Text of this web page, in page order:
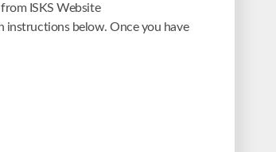
ISKS Website
instructions below. Once you have